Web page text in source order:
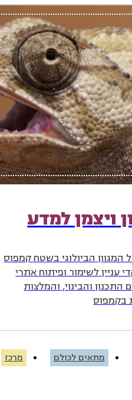
ויצמן למדע
המגוון הביולוגי בשטח קמפוס
עניין לשימור ופיתוח אתרי
והבינוי, והמלצות
בקמפוס
מתאים לכולם מרכז